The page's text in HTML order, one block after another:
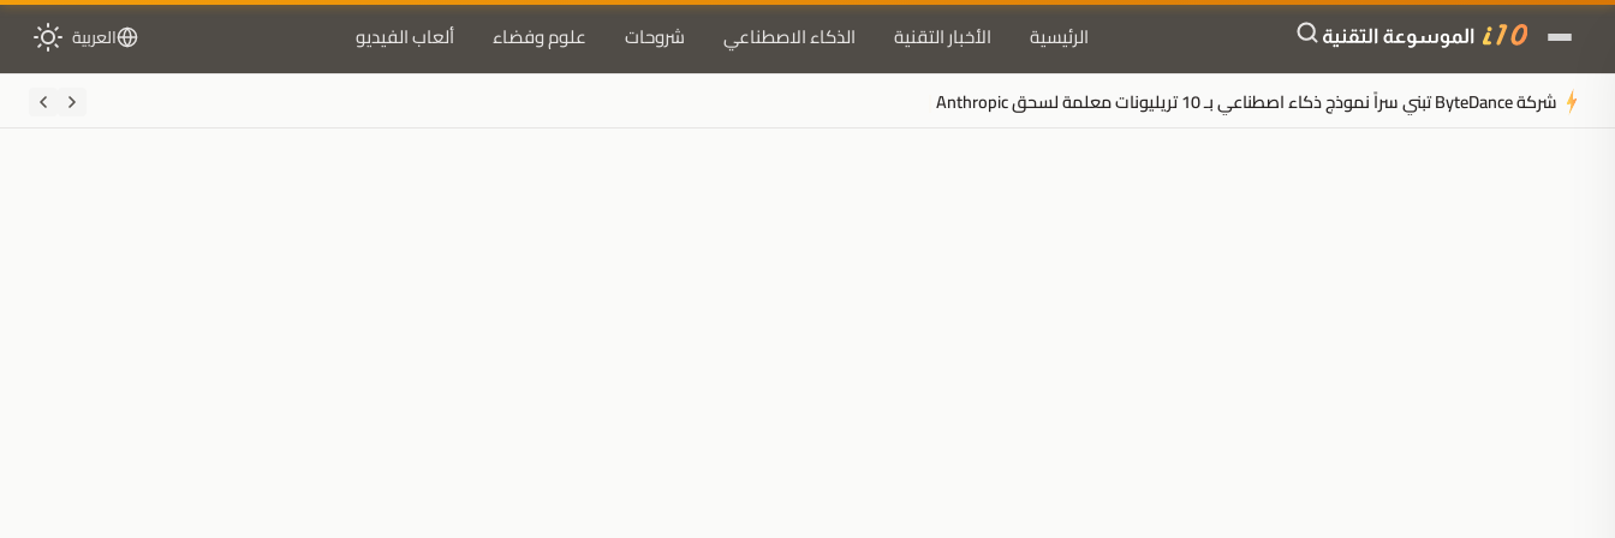
الرئيسية الأخبار التقنية الذكاء الاصطناعي شروحات علوم وفضاء ألعاب الفيديو العربية
ملخَّص المقال
شركة ByteDance تبني سراً نموذج ذكاء اصطناعي بـ 10 تريليونات معلمة لسحق Anthropic